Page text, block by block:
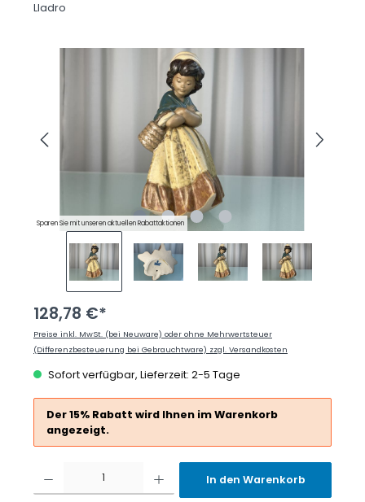
Lladro
Bildergalerie überspringen
Sparen Sie mit unseren aktuellen Rabattaktionen
128,78 €*
Preise inkl. MwSt. (bei Neuware) oder ohne Mehrwertsteuer
(Differenzbesteuerung bei Gebrauchtware) zzgl. Versandkosten
Sofort verfügbar, Lieferzeit: 2-5 Tage
Der 15% Rabatt wird Ihnen im Warenkorb
angezeigt.
Produkt Anzahl: Gib den gewünschten Wert ein oder benutze die Schaltflächen
In den Warenkorb